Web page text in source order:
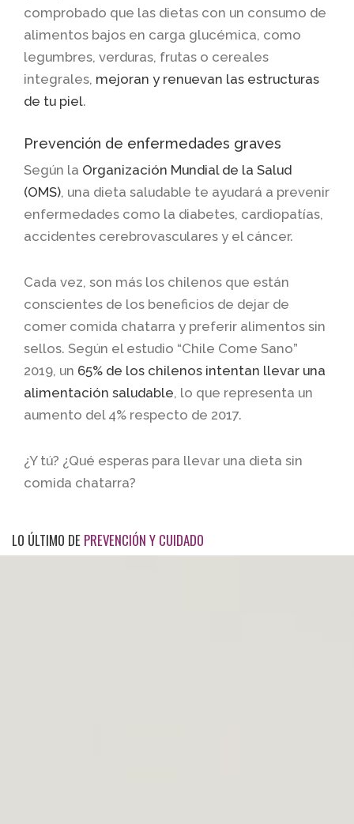
comprobado que las dietas con un consumo de
alimentos bajos en carga glucémica, como
legumbres, verduras, frutas o cereales
integrales, mejoran y renuevan las estructuras
de tu piel.
Prevención de enfermedades graves
Según la Organización Mundial de la Salud
(OMS), una dieta saludable te ayudará a prevenir
enfermedades como la diabetes, cardiopatías,
accidentes cerebrovasculares y el cáncer.
Cada vez, son más los chilenos que están
conscientes de los beneficios de dejar de
comer comida chatarra y preferir alimentos sin
sellos. Según el estudio “Chile Come Sano”
2019, un 65% de los chilenos intentan llevar una
alimentación saludable, lo que representa un
aumento del 4% respecto de 2017.
¿Y tú? ¿Qué esperas para llevar una dieta sin
comida chatarra?
LO ÚLTIMO DE PREVENCIÓN Y CUIDADO